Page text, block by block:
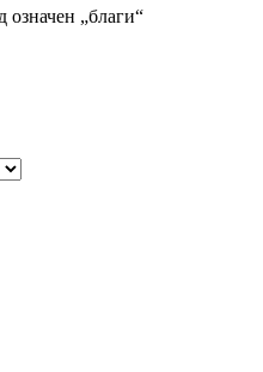
oзначен „благи“